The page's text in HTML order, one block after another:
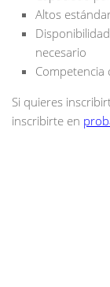
Altos
necesario
Competencia
Si quieres
inscribirte en